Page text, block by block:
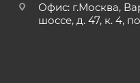
Офис: г.Москва,
шоссе, д. 47, к. 4,